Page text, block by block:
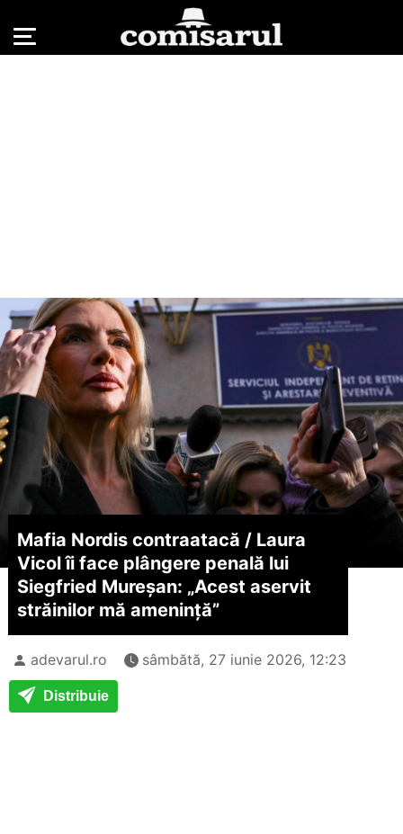
Mafia Nordis contraatacă /Laura
Vicol îi face plângere penală lui
Siegfried Mureșan: „Acest aservit
străinilor mă amenință”
adevarul.ro sâmbătă, 27 iunie 2026, 12:23
Distribuie